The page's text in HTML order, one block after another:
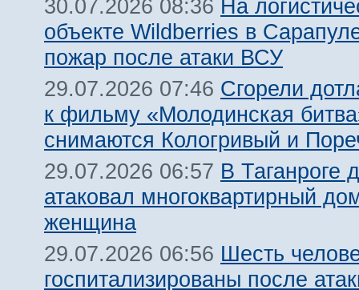
30.07.2026 08:36 На
объекте Wildberries в
пожар после атаки ВСУ
29.07.2026 07:46 Сгорели
к фильму «Молодинская
снимаются Кологривый и
29.07.2026 06:57 В Таганроге
атаковал многоквартирный
женщина
29.07.2026 06:56 Шесть
госпитализированы после